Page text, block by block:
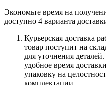
Экономьте время на
доступно 4 варианта
Курьерская доставка
товар поступит на
для уточнения
удобное время
упаковку на
комплектации.